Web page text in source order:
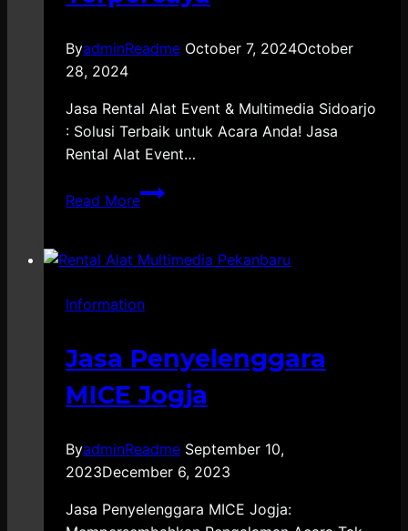
ByadminReadme October 7, 2024October
28, 2024
Jasa Rental Alat Event & Multimedia Sidoarjo
: Solusi Terbaik untuk Acara Anda! Jasa
Rental Alat Event…
Read More
Jasa
Rental
Event
Multimedia
Terpercaya
Information
Jasa Penyelenggara
MICE Jogja
ByadminReadme September 10,
2023December 6, 2023
Jasa Penyelenggara MICE Jogja: